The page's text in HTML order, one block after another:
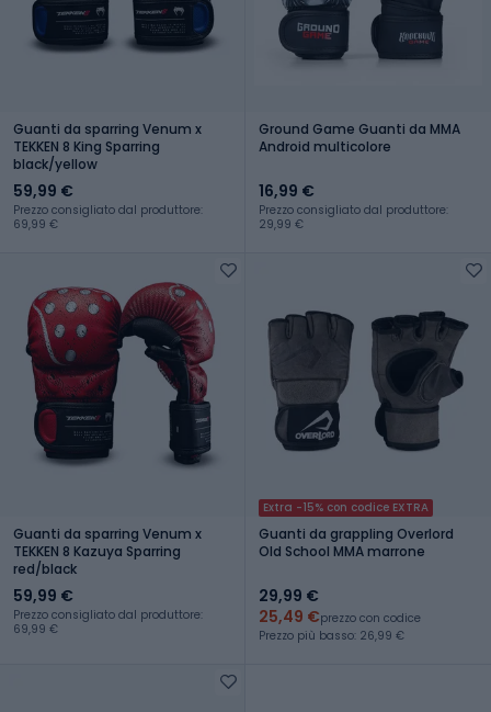
Guanti da sparring Venum x
TEKKEN 8 King Sparring
black/yellow
59,99 €
Prezzo consigliato dal produttore:
69,99 €
Ground Game Guanti da MMA
Android multicolore
16,99 €
Prezzo consigliato dal produttore:
29,99 €
Guanti da sparring Venum x
TEKKEN 8 Kazuya Sparring
red/black
59,99 €
Prezzo consigliato dal produttore:
69,99 €
Extra -15% con codice EXTRA
Guanti da grappling Overlord
Old School MMA marrone
29,99 €
25,49 €prezzo con codice
Prezzo più basso: 26,99 €